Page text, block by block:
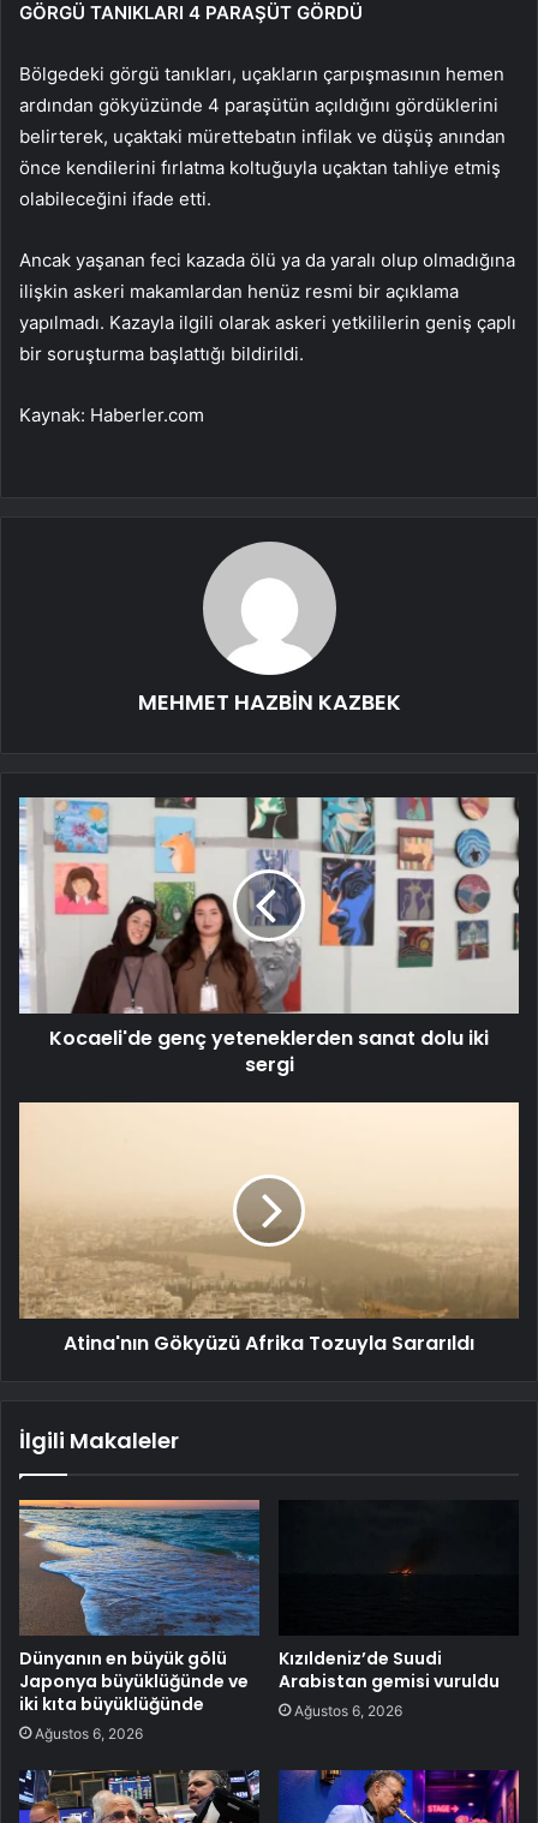
GÖRGÜ TANIKLARI 4 PARAŞÜT GÖRDÜ
Bölgedeki görgü tanıkları, uçakların çarpışmasının hemen
ardından gökyüzünde 4 paraşütün açıldığını gördüklerini
belirterek, uçaktaki mürettebatın infilak ve düşüş anından
önce kendilerini fırlatma koltuğuyla uçaktan tahliye etmiş
olabileceğini ifade etti.
Ancak yaşanan feci kazada ölü ya da yaralı olup olmadığına
ilişkin askeri makamlardan henüz resmi bir açıklama
yapılmadı. Kazayla ilgili olarak askeri yetkililerin geniş çaplı
bir soruşturma başlattığı bildirildi.
Kaynak: Haberler.com
MEHMET HAZBİN KAZBEK
Kocaeli'de genç yeteneklerden sanat dolu iki
sergi
Atina'nın Gökyüzü Afrika Tozuyla Sararıldı
İlgili Makaleler
Dünyanın en büyük gölü
Japonya büyüklüğünde ve
iki kıta büyüklüğünde
Ağustos 6, 2026
Kızıldeniz’de Suudi
Arabistan gemisi vuruldu
Ağustos 6, 2026